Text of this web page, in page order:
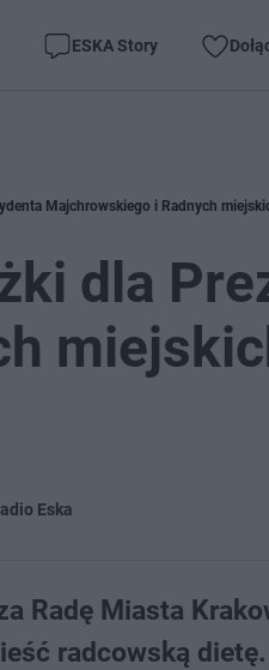
ESKA Story
Majchrowskiego i Radnych
dla
Eska
Radę Miasta
radcowską